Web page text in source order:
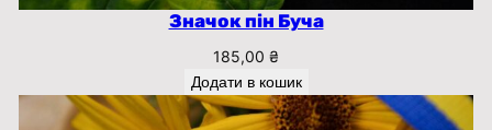
Значок пін Буча
185,00 ₴
Додати в кошик